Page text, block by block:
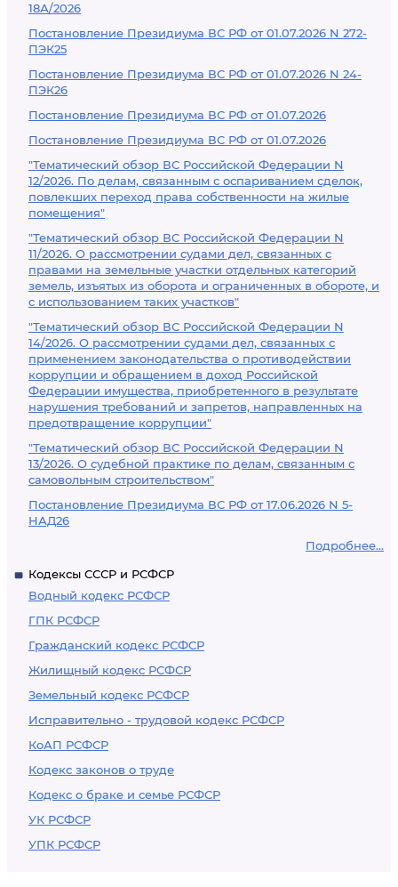
18А/2026
Постановление Президиума ВС РФ от 01.07.2026 N 272-
ПЭК25
Постановление Президиума ВС РФ от 01.07.2026 N 24-
ПЭК26
Постановление Президиума ВС РФ от 01.07.2026
Постановление Президиума ВС РФ от 01.07.2026
"Тематический обзор ВС Российской Федерации N
12/2026. По делам, связанным с оспариванием сделок,
повлекших переход права собственности на жилые
помещения"
"Тематический обзор ВС Российской Федерации N
11/2026. О рассмотрении судами дел, связанных с
правами на земельные участки отдельных категорий
земель, изъятых из оборота и ограниченных в обороте, и
с использованием таких участков"
"Тематический обзор ВС Российской Федерации N
14/2026. О рассмотрении судами дел, связанных с
применением законодательства о противодействии
коррупции и обращением в доход Российской
Федерации имущества, приобретенного в результате
нарушения требований и запретов, направленных на
предотвращение коррупции"
"Тематический обзор ВС Российской Федерации N
13/2026. О судебной практике по делам, связанным с
самовольным строительством"
Постановление Президиума ВС РФ от 17.06.2026 N 5-
НАД26
Подробнее...
Кодексы СССР и РСФСР
Водный кодекс РСФСР
ГПК РСФСР
Гражданский кодекс РСФСР
Жилищный кодекс РСФСР
Земельный кодекс РСФСР
Исправительно - трудовой кодекс РСФСР
КоАП РСФСР
Кодекс законов о труде
Кодекс о браке и семье РСФСР
УК РСФСР
УПК РСФСР